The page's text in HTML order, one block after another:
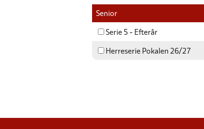
Senior
Serie 5 - Efterår
Herreserie Pokalen 26/27